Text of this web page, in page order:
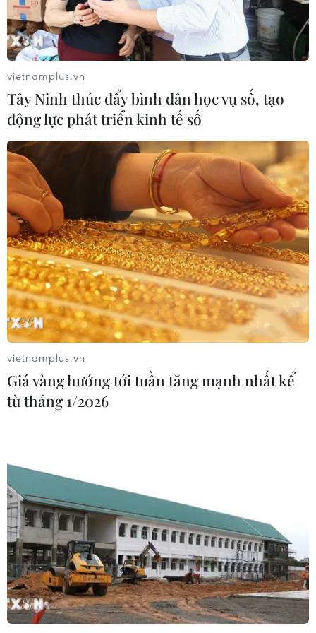
Báo chí Đông Nam Á "dậy
sóng" vì tuyển Việt Nam, chỉ ra lý do
Indonesia thua đau
04/08/2026 02:32
'Hủy diệt' Indonesia 3-0, tuyển Việt
Nam khẳng định vị thế nhà vô địch
ASEAN Cup
03/08/2026 15:39
ASEAN Cup 2026: Tuyển Việt Nam
bước vào thử thách lớn nhất
03/08/2026 13:04
Xem trực tiếp Indonesia-Việt Nam tại
ASEAN Cup 2026 trên kênh nào?
03/08/2026 09:21
Đội tuyển Việt Nam đặt mục
03/08/2026 07:39
ASEAN Cup 2026: Indonesia tổn thất
lực lượng trước trận quyết đấu tuyển
Việt Nam
03/08/2026 07:21
Làn sóng phản đối lan khắp châu Âu,
vietnamplus.vn
Tây Ninh thúc đẩy bình dân học vụ số, tạo
động lực phát triển kinh tế số
vietnamplus.vn
Giá vàng hướng tới tuần tăng mạnh nhất kể
từ tháng 1/2026